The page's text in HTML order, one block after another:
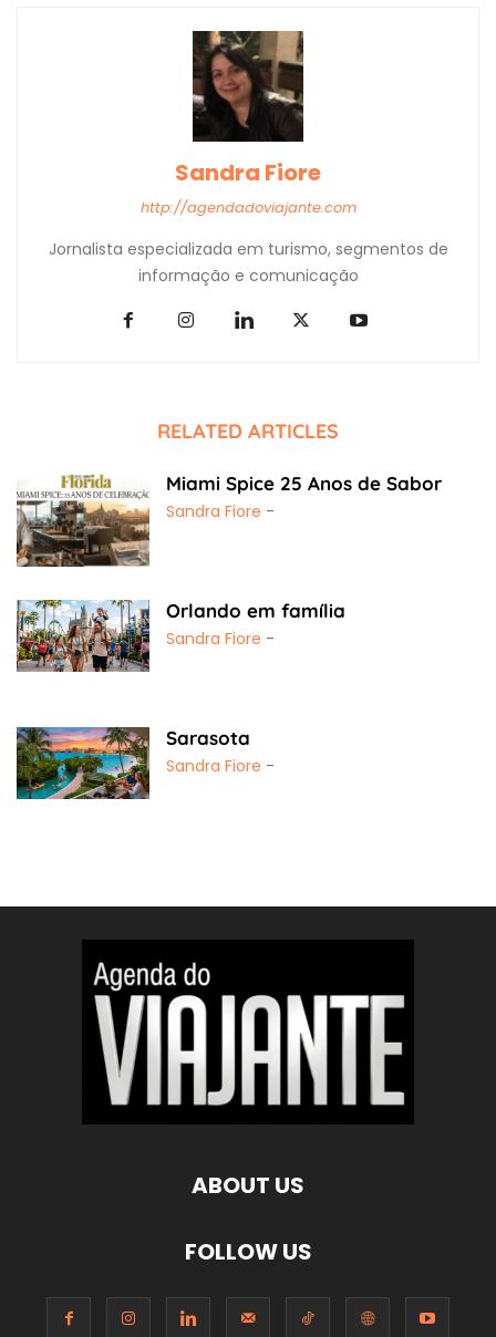
Sandra Fiore
http://agendadoviajante.com
Jornalista especializada em turismo, segmentos de
informação e comunicação
RELATED ARTICLES
Miami Spice 25 Anos de Sabor
Sandra Fiore -
Orlando em família
Sandra Fiore -
Sarasota
Sandra Fiore -
ABOUT US
FOLLOW US